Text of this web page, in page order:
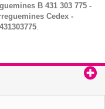
B 431 303 775 -
Cedex -
.